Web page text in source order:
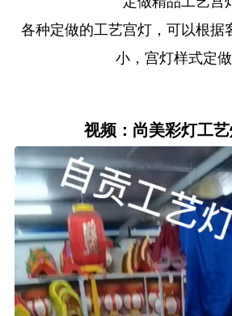
各种定做的工艺宫灯，可以根据
小，宫灯样式定做
视频：尚美彩灯工